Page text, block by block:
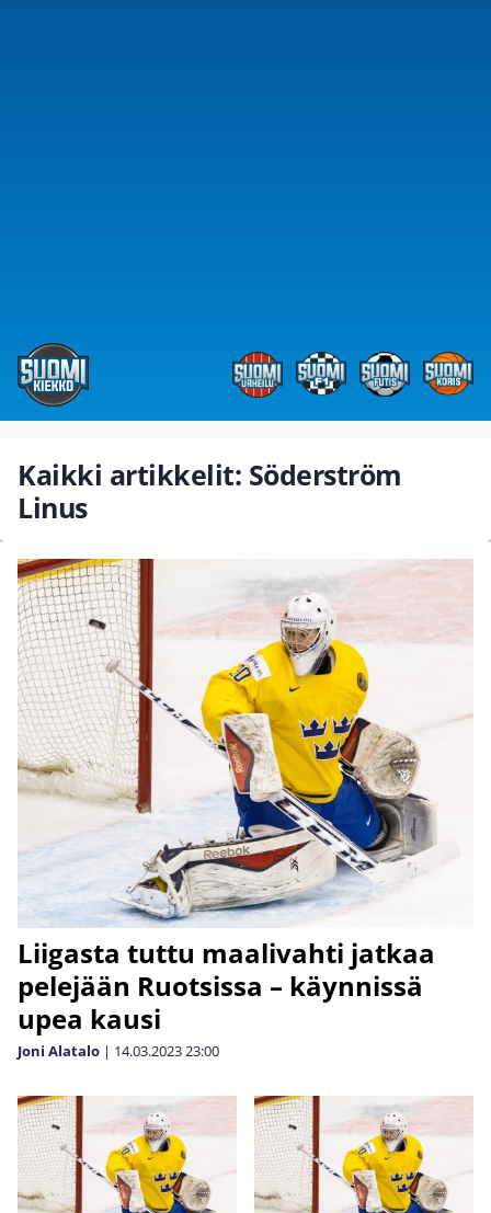
Kaikki artikkelit: Söderström
Linus
Liigasta tuttu maalivahti jatkaa
pelejään Ruotsissa – käynnissä
upea kausi
Joni Alatalo | 14.03.202323:00